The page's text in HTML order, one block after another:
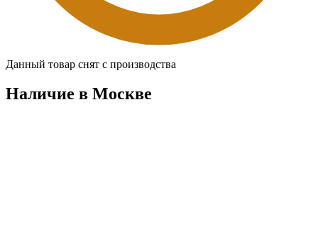
Данный товар снят с производства
Наличие в Москвe